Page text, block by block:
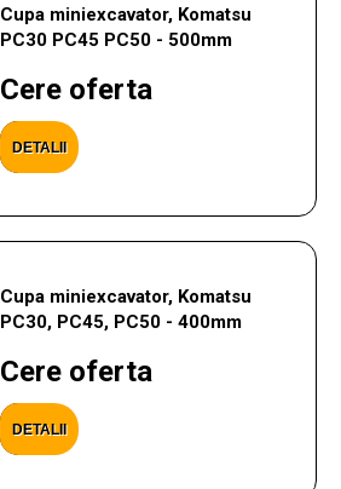
Cupa miniexcavator, Komatsu
PC30 PC45 PC50 - 500mm
Cere oferta
DETALII
Cupa miniexcavator, Komatsu
PC30, PC45, PC50 - 400mm
Cere oferta
DETALII